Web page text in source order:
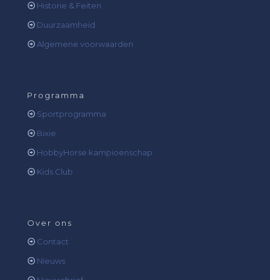
Historie & Feiten
Duurzaamheid
Algemene voorwaarden
Programma
Sportprogramma
Bixie
HobbyHorse kampioenschap
Kids Club
Over ons
Contact
Nieuws